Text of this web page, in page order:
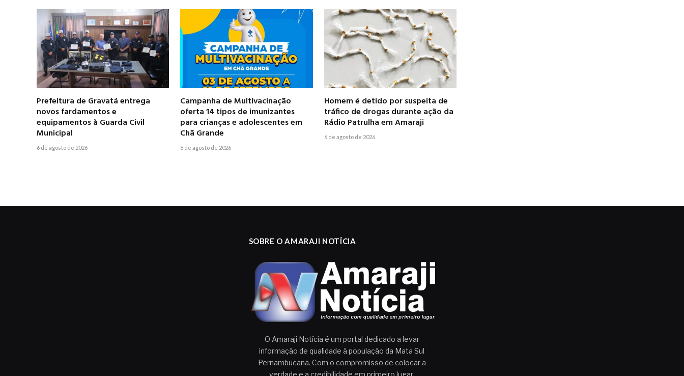
Prefeitura de Gravatá entrega
novos fardamentos e
equipamentos à Guarda Civil
Municipal
6 de agosto de 2026
Campanha de Multivacinação
oferta 14 tipos de imunizantes
para crianças e adolescentes em
Chã Grande
6 de agosto de 2026
Homem é detido por suspeita de
tráfico de drogas durante ação da
Rádio Patrulha em Amaraji
6 de agosto de 2026
SOBRE O AMARAJI NOTÍCIA
O Amaraji Notícia é um portal dedicado a levar
informação de qualidade à população da Mata Sul
Pernambucana. Com o compromisso de colocar a